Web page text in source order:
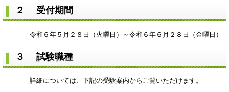
２ 受付期間
令和６年５月２８日（火曜日）～令和６年６月２８日（金曜日）
３ 試験職種
詳細については、下記の受験案内からご覧いただけます。